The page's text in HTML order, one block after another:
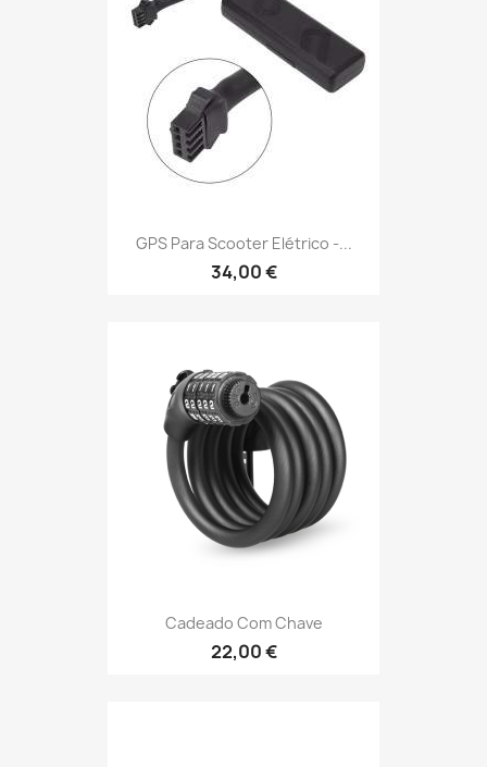
GPS Para Scooter Elétrico -...
34,00 €
Cadeado Com Chave
22,00 €